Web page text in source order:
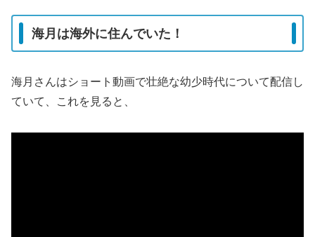
海月は海外に住んでいた！
海月さんはショート動画で壮絶な幼少時代について配信し
ていて、これを見ると、